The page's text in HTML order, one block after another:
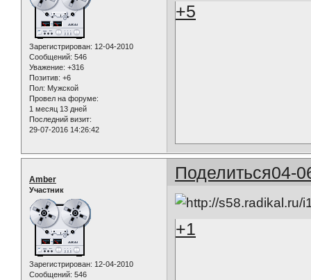
Зарегистрирован: 12-04-2010
Сообщений: 546
Уважение: +316
Позитив: +6
Пол: Мужской
Провел на форуме:
1 месяц 13 дней
Последний визит:
29-07-2016 14:26:42
+5
Поделиться04-
Amber
Участник
Зарегистрирован: 12-04-2010
Сообщений: 546
+1